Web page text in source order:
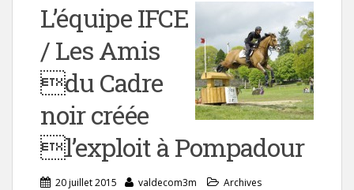
L’équipe IFCE
/ Les Amis
du Cadre
noir créée
l’exploit à Pompadour
20 juillet 2015 valdecom3m Archives